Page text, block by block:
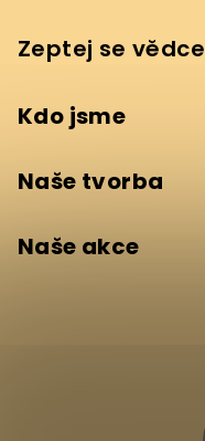
Zeptej se vědce
Kdo jsme
Naše tvorba
Naše akce